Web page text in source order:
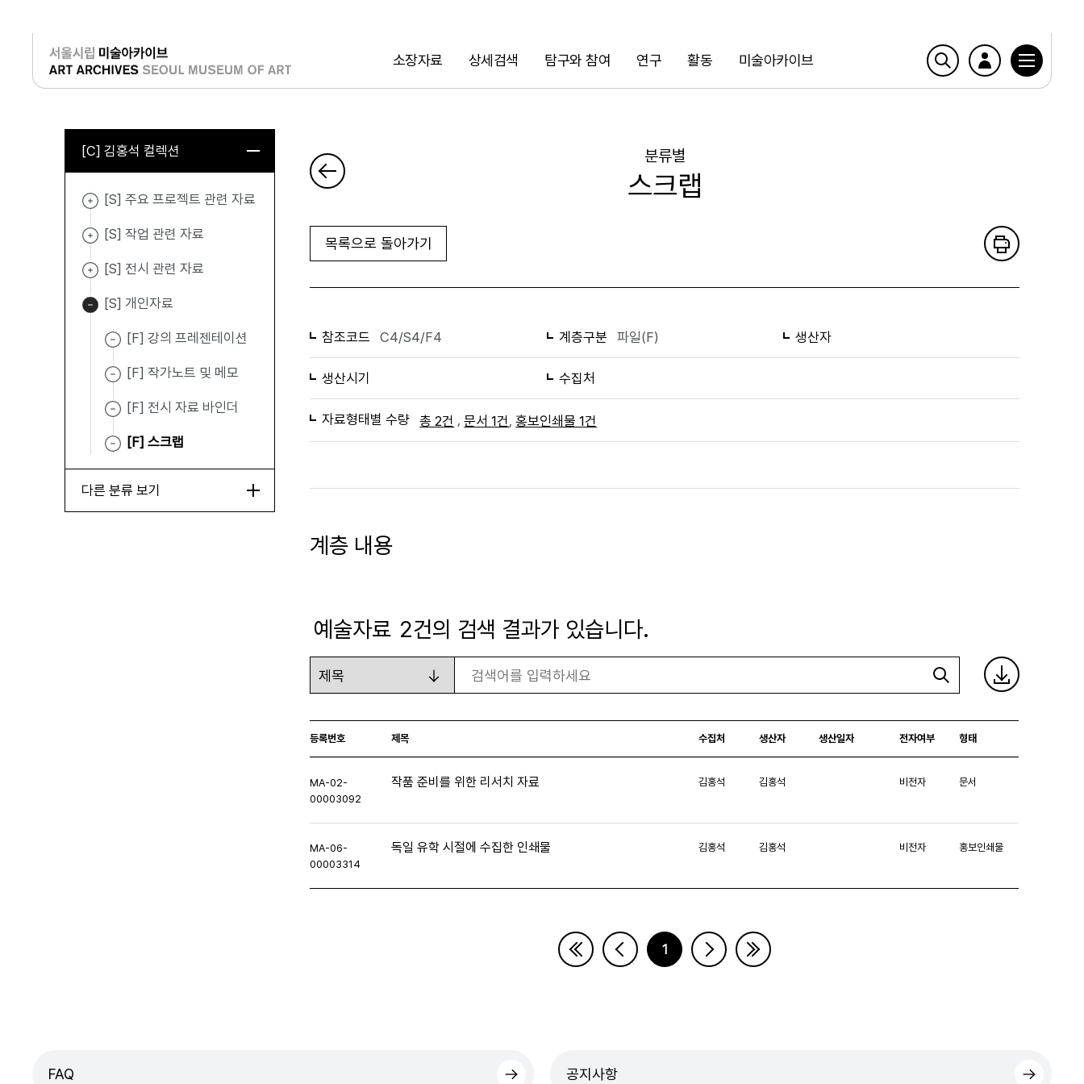
소장자료 상세검색 탐구와 참여 연구 활동 미술아카이브
검색
로그인
[C] 김홍석 컬렉션
[S] 주요 프로젝트 관련 자료
[S] 작업 관련 자료
[S] 전시 관련 자료
[S] 개인자료
[F] 강의 프레젠테이션
[F] 작가노트 및 메모
[F] 전시 자료 바인더
[F] 스크랩
다른 분류 보기
분류별
스크랩
목록으로 돌아가기
참조코드 C4/S4/F4 계층구분 파일(F) 생산자
생산시기 수집처
자료형태별 수량 총 2건 ,문서 1건 ,홍보인쇄물 1건
계층 내용
예술자료 2건의 검색 결과가 있습니다.
검색
등록번호 제목 수집처 생산자 생산일자 전자여부 형태
MA-02-
00003092
작품 준비를 위한 리서치 자료 김홍석 김홍석 비전자 문서
MA-06-
00003314
독일 유학 시절에 수집한 인쇄물 김홍석 김홍석 비전자 홍보인쇄물
1
FAQ 공지사항